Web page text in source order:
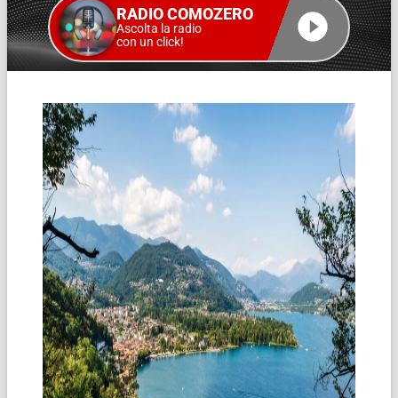
RADIO COMOZERO
Ascolta la radio
con un click!